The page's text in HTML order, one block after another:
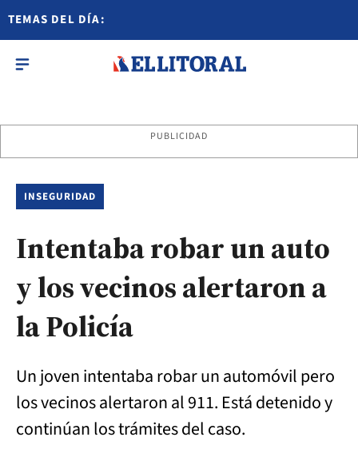
TEMAS DEL DÍA:
PUBLICIDAD
INSEGURIDAD
Intentaba robar un auto
y los vecinos alertaron a
la Policía
Un joven intentaba robar un automóvil pero
los vecinos alertaron al 911. Está detenido y
continúan los trámites del caso.